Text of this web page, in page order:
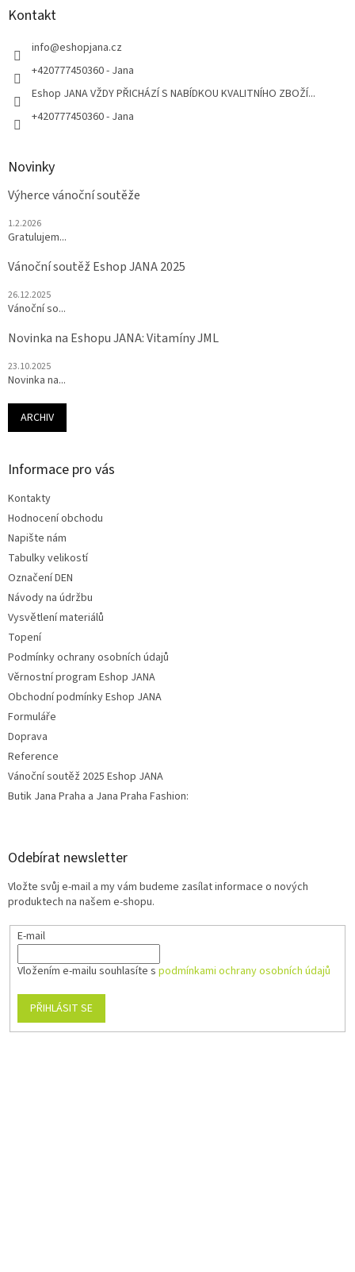
Kontakt
info@eshopjana.cz
+420777450360 - Jana
Eshop JANA VŽDY PŘICHÁZÍ S NABÍDKOU KVALITNÍHO ZBOŽÍ...
+420777450360 - Jana
Novinky
Výherce vánoční soutěže
1.2.2026
Gratulujem...
Vánoční soutěž Eshop JANA 2025
26.12.2025
Vánoční so...
Novinka na Eshopu JANA: Vitamíny JML
23.10.2025
Novinka na...
ARCHIV
Informace pro vás
Kontakty
Hodnocení obchodu
Napište nám
Tabulky velikostí
Označení DEN
Návody na údržbu
Vysvětlení materiálů
Topení
Podmínky ochrany osobních údajů
Věrnostní program Eshop JANA
Obchodní podmínky Eshop JANA
Formuláře
Doprava
Reference
Vánoční soutěž 2025 Eshop JANA
Butik Jana Praha a Jana Praha Fashion:
Odebírat newsletter
Vložte svůj e-mail a my vám budeme zasílat informace o nových
produktech na našem e-shopu.
E-mail
Vložením e-mailu souhlasíte s podmínkami ochrany osobních údajů
PŘIHLÁSIT SE